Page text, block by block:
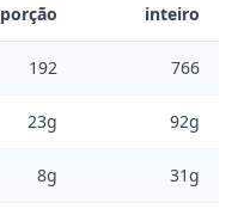
porção
inteiro
192 766
23g 92g
8g 31g